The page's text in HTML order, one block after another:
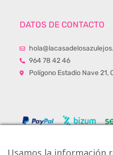
DATOS DE CONTACTO
964 78 42 46
Polígono Estadio Nave 21,
Usamos la información